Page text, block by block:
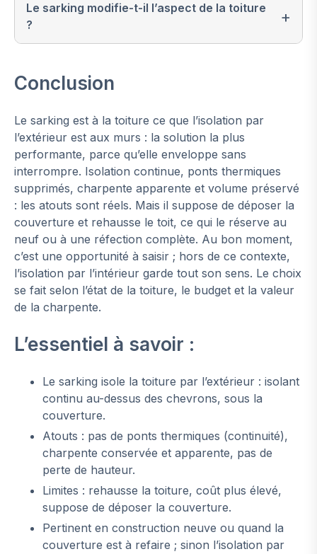
Le sarking modifie-t-il l’aspect de la toiture
?
Conclusion
Le sarking est à la toiture ce que l’isolation par
l’extérieur est aux murs : la solution la plus
performante, parce qu’elle enveloppe sans
interrompre. Isolation continue, ponts thermiques
supprimés, charpente apparente et volume préservé
: les atouts sont réels. Mais il suppose de déposer la
couverture et rehausse le toit, ce qui le réserve au
neuf ou à une réfection complète. Au bon moment,
c’est une opportunité à saisir ; hors de ce contexte,
l’isolation par l’intérieur garde tout son sens. Le choix
se fait selon l’état de la toiture, le budget et la valeur
de la charpente.
L’essentiel à savoir :
Le sarking isole la toiture par l’extérieur : isolant
continu au-dessus des chevrons, sous la
couverture.
Atouts : pas de ponts thermiques (continuité),
charpente conservée et apparente, pas de
perte de hauteur.
Limites : rehausse la toiture, coût plus élevé,
suppose de déposer la couverture.
Pertinent en construction neuve ou quand la
couverture est à refaire ; sinon l’isolation par